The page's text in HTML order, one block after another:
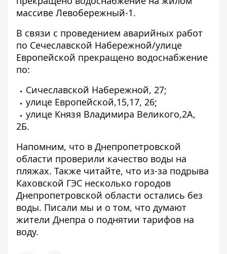
массиве Левобережный-1.
В связи с проведением аварийных работ
по Сечеславской Набережной/улице
Европейской прекращено водоснабжение
по:
Сичеславской Набережной, 27;
улице Европейской,15,17, 26;
улице Князя Владимира Великого,2А,
2Б.
Напомним, что в Днепропетровской
области проверили качество воды на
пляжах. Также читайте, что из-за подрыва
Каховской ГЭС несколько городов
Днепропетровской области остались без
воды. Писали мы и о том, что думают
жители Днепра о поднятии тарифов на
воду.